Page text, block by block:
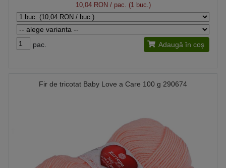
10,04 RON/ pac. (1 buc.)
pac. Adaugă în coș
Fir de tricotat Baby Love a Care 100 g 290674